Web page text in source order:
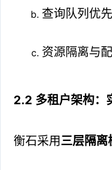
查询队列优
资源隔离与
2.2 多租户架构：
衡石采用三层隔离